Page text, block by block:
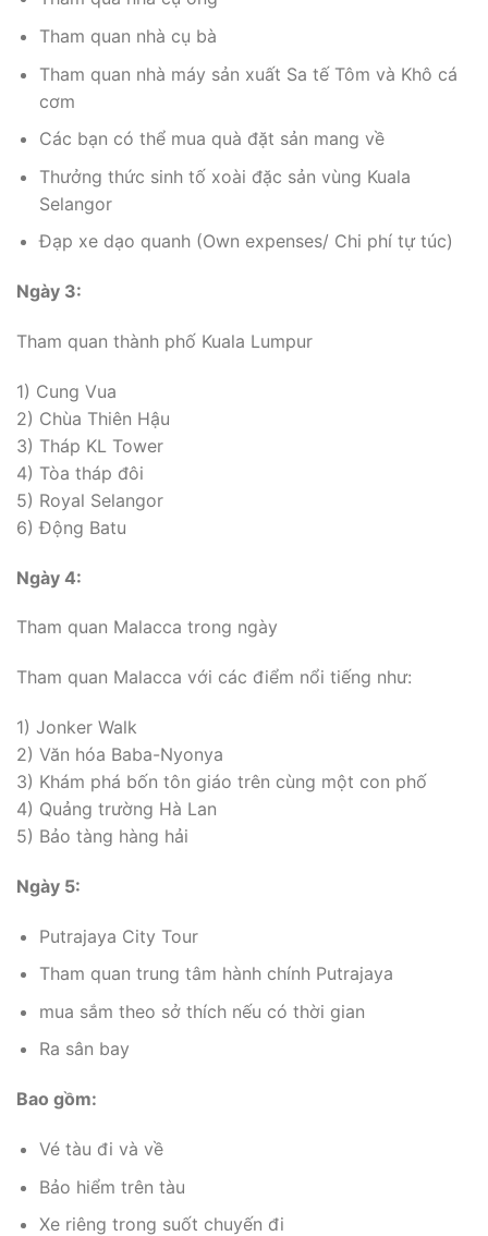
Tham quan nhà cụ bà
Tham quan nhà máy sản xuất Sa tế Tôm và Khô cá
cơm
Các bạn có thể mua quà đặt sản mang về
Thưởng thức sinh tố xoài đặc sản vùng Kuala
Selangor
Đạp xe dạo quanh (Own expenses/ Chi phí tự túc)
Ngày 3:
Tham quan thành phố Kuala Lumpur
1) Cung Vua
2) Chùa Thiên Hậu
3) Tháp KL Tower
4) Tòa tháp đôi
5) Royal Selangor
6) Động Batu
Ngày 4:
Tham quan Malacca trong ngày
Tham quan Malacca với các điểm nổi tiếng như:
1) Jonker Walk
2) Văn hóa Baba-Nyonya
3) Khám phá bốn tôn giáo trên cùng một con phố
4) Quảng trường Hà Lan
5) Bảo tàng hàng hải
Ngày 5:
Putrajaya City Tour
Tham quan trung tâm hành chính Putrajaya
mua sắm theo sở thích nếu có thời gian
Ra sân bay
Bao gồm:
Vé tàu đi và về
Bảo hiểm trên tàu
Xe riêng trong suốt chuyến đi